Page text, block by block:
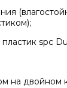
spc
на